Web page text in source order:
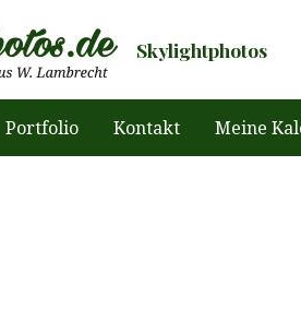
Skylightphotos
Portfolio Kontakt Meine